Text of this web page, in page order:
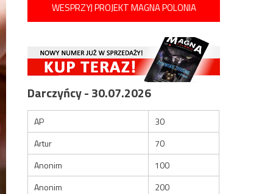
WESPRZYJ PROJEKT MAGNA POLONIA
Darczyńcy - 30.07.2026
AP
30
Artur
70
Anonim
100
Anonim
200